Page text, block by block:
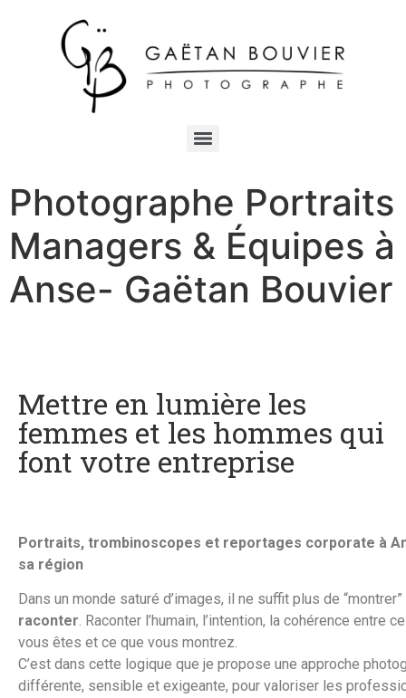
Photographe Portraits
Managers & Équipes à
Anse- Gaëtan Bouvier
Mettre en lumière les
femmes et les hommes qui
font votre entreprise
Portraits, trombinoscopes et reportages corporate à
sa région
Dans un monde saturé d’images, il ne suffit plus de
raconter. Raconter l’humain, l’intention, la cohérence entre
vous êtes et ce que vous montrez.
C’est dans cette logique que je propose une approche
différente, sensible et exigeante, pour valoriser les